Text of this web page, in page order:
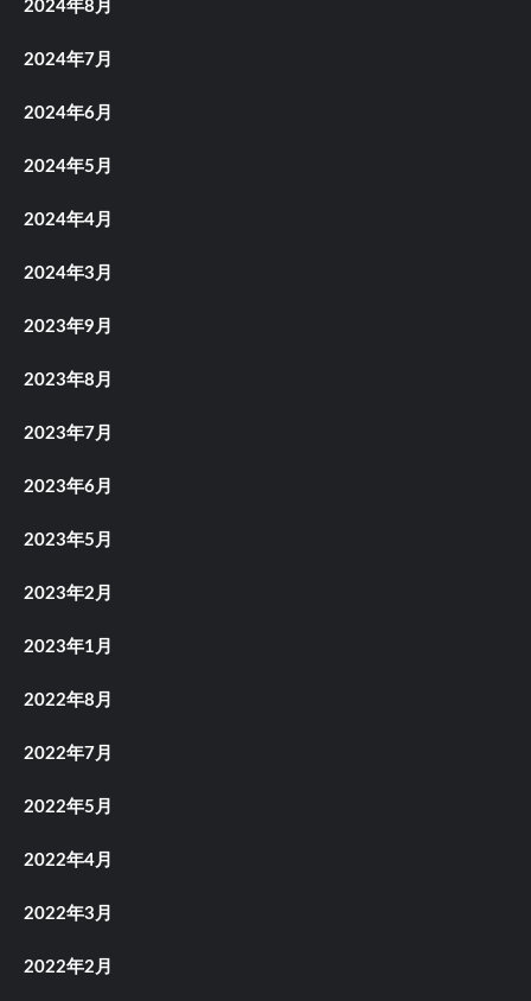
2024年8月
2024年7月
2024年6月
2024年5月
2024年4月
2024年3月
2023年9月
2023年8月
2023年7月
2023年6月
2023年5月
2023年2月
2023年1月
2022年8月
2022年7月
2022年5月
2022年4月
2022年3月
2022年2月